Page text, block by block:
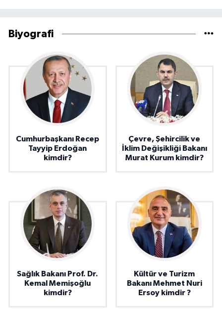
Biyografi
Cumhurbaşkanı Recep
Tayyip Erdoğan
kimdir?
Çevre, Şehircilik ve
İklim Değişikliği Bakanı
Murat Kurum kimdir?
Sağlık Bakanı Prof. Dr.
Kemal Memişoğlu
kimdir?
Kültür ve Turizm
Bakanı Mehmet Nuri
Ersoy kimdir ?